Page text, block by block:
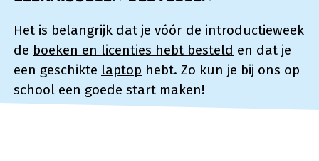
Het is belangrijk dat je vóór de introductieweek
de boeken en licenties hebt besteld en dat je
een geschikte laptop hebt. Zo kun je bij ons op
school een goede start maken!